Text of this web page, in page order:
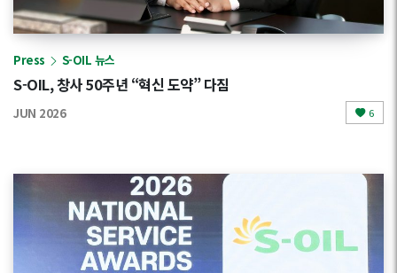
Press S-OIL 뉴스
S-OIL, 창사 50주년 “혁신 도약” 다짐
JUN 2026 6